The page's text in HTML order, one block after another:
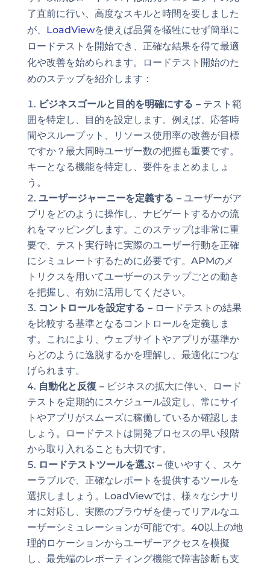
了直前に行い、高度なスキルと時間を要しました
が、 LoadViewを使えば品質を犠牲にせず簡単に
ロードテストを開始でき、正確な結果を得て最適
化や改善を始められます。ロードテスト開始のた
めのステップを紹介します：
ビジネスゴールと目的を明確にする –テスト範
囲を特定し、目的を設定します。例えば、応答時
間やスループット、リソース使用率の改善が目標
ですか？最大同時ユーザー数の把握も重要です。
キーとなる機能を特定し、要件をまとめましょ
う。
ユーザージャーニーを定義する –ユーザーがア
プリをどのように操作し、ナビゲートするかの流
れをマッピングします。このステップは非常に重
要で、テスト実行時に実際のユーザー行動を正確
にシミュレートするために必要です。APMのメ
トリクスを用いてユーザーのステップごとの動き
を把握し、有効に活用してください。
コントロールを設定する –ロードテストの結果
を比較する基準となるコントロールを定義しま
す。これにより、ウェブサイトやアプリが基準か
らどのように逸脱するかを理解し、最適化につな
げられます。
自動化と反復 –ビジネスの拡大に伴い、ロード
テストを定期的にスケジュール設定し、常にサイ
トやアプリがスムーズに稼働しているか確認しま
しょう。ロードテストは開発プロセスの早い段階
から取り入れることも大切です。
ロードテストツールを選ぶ –使いやすく、スケ
ーラブルで、正確なレポートを提供するツールを
選択しましょう。LoadViewでは、様々なシナリ
オに対応し、実際のブラウザを使ってリアルなユ
ーザーシミュレーションが可能です。40以上の地
理的ロケーションからユーザーアクセスを模擬
し、最先端のレポーティング機能で障害診断も支